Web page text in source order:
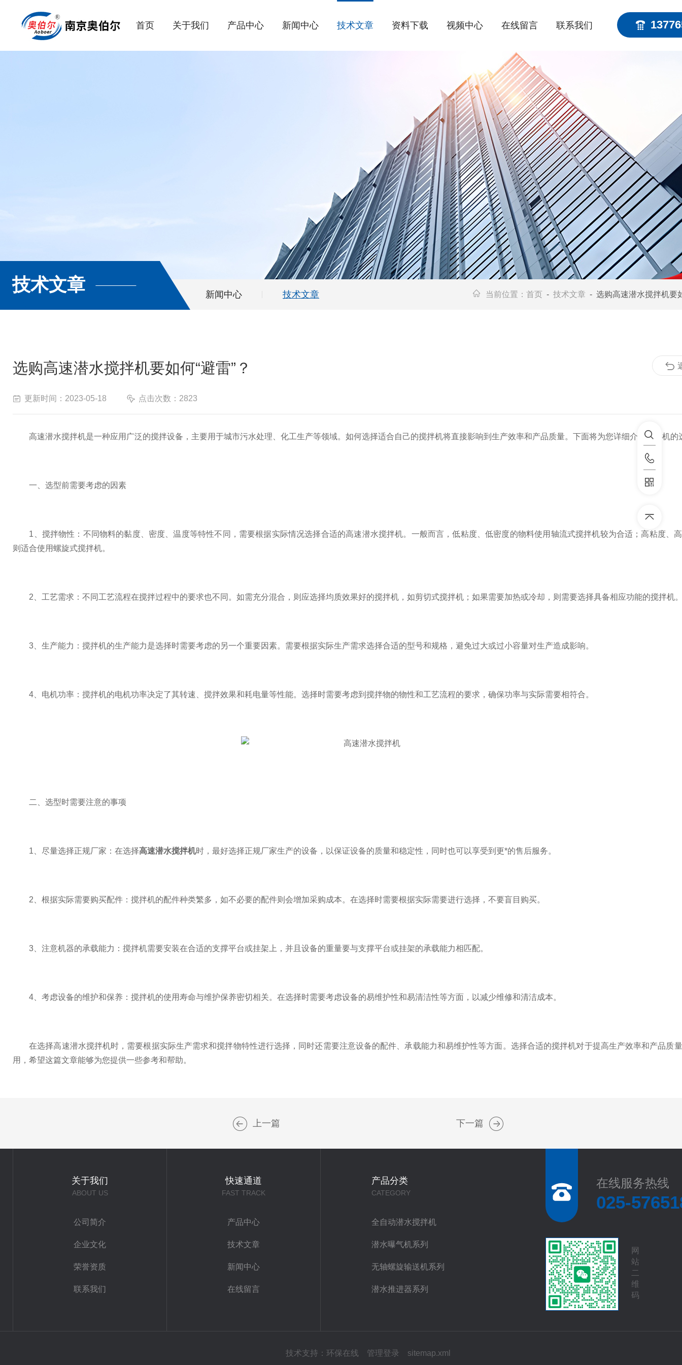
首页 关于我们 产品中心 新闻中心 技术文章 资料下载 视频中心 在线留言 联系我们
技术文章 新闻中心 技术文章 当前位置： 首页 - 技术文章 - 选购高速潜水搅拌机要
选购高速潜水搅拌机要如何“避雷”？
更新时间：2023-05-18 点击次数：2823
高速潜水搅拌机是一种应用广泛的搅拌设备，主要用于城市污水处理、化工生产等领域。如何选择适合自己的搅拌机将直接影响到生产效率和产品质量。下面将为您详细介绍搅拌机的
一、选型前需要考虑的因素
1、搅拌物性：不同物料的黏度、密度、温度等特性不同，需要根据实际情况选择合适的高速潜水搅拌机。一般而言，低粘度、低密度的物料使用轴流式搅拌机较为合适；高粘度、
则适合使用螺旋式搅拌机。
2、工艺需求：不同工艺流程在搅拌过程中的要求也不同。如需充分混合，则应选择均质效果好的搅拌机，如剪切式搅拌机；如果需要加热或冷却，则需要选择具备相应功能的搅拌机
3、生产能力：搅拌机的生产能力是选择时需要考虑的另一个重要因素。需要根据实际生产需求选择合适的型号和规格，避免过大或过小容量对生产造成影响。
4、电机功率：搅拌机的电机功率决定了其转速、搅拌效果和耗电量等性能。选择时需要考虑到搅拌物的物性和工艺流程的要求，确保功率与实际需要相符合。
二、选型时需要注意的事项
1、尽量选择正规厂家：在选择高速潜水搅拌机时，最好选择正规厂家生产的设备，以保证设备的质量和稳定性，同时也可以享受到更*的售后服务。
2、根据实际需要购买配件：搅拌机的配件种类繁多，如不必要的配件则会增加采购成本。在选择时需要根据实际需要进行选择，不要盲目购买。
3、注意机器的承载能力：搅拌机需要安装在合适的支撑平台或挂架上，并且设备的重量要与支撑平台或挂架的承载能力相匹配。
4、考虑设备的维护和保养：搅拌机的使用寿命与维护保养密切相关。在选择时需要考虑设备的易维护性和易清洁性等方面，以减少维修和清洁成本。
在选择高速潜水搅拌机时，需要根据实际生产需求和搅拌物特性进行选择，同时还需要注意设备的配件、承载能力和易维护性等方面。选择合适的搅拌机对于提高生产效率和产品质
用，希望这篇文章能够为您提供一些参考和帮助。
上一篇 下一篇
关于我们
ABOUT US
公司简介
企业文化
荣誉资质
联系我们
快速通道
FAST TRACK
产品中心
技术文章
新闻中心
在线留言
产品分类
CATEGORY
全自动潜水搅拌机
潜水曝气机系列
无轴螺旋输送机系列
潜水推进器系列
在线服务热线
025-
网
站
二
维
码
技术支持： 环保在线 管理登录 sitemap.xml